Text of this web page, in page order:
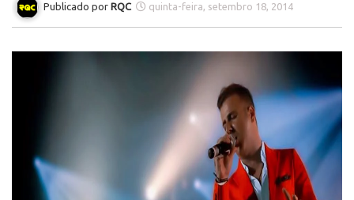
RQC quinta-feira, setembro 18, 2014